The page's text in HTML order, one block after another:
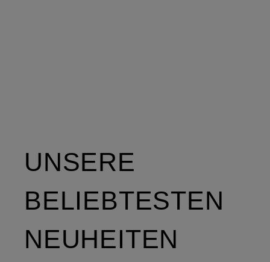
UNSERE
BELIEBTESTEN
NEUHEITEN